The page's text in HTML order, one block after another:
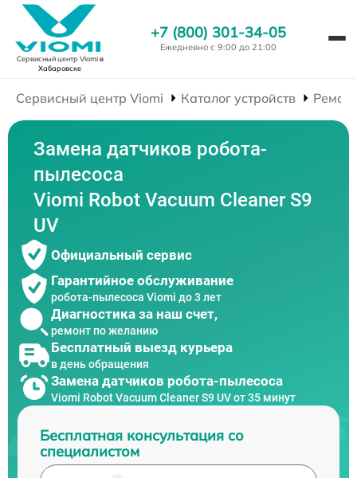
Сервисный центр Viomiв
Хабаровске
+7 (800) 301-34-05
Ежедневно с 9:00 до 21:00
Сервисный центр Viomi Каталог устройств
Замена датчиков робота-
пылесоса
Viomi Robot Vacuum Cleaner S9
UV
Официальный сервис
Гарантийное обслуживание
робота-пылесоса Viomi до 3 лет
Диагностика за наш счет,
ремонт по желанию
Бесплатный выезд курьера
в день обращения
Замена датчиков робота-пылесоса
Viomi Robot Vacuum Cleaner S9 UV от 35 минут
Бесплатная консультация со
специалистом